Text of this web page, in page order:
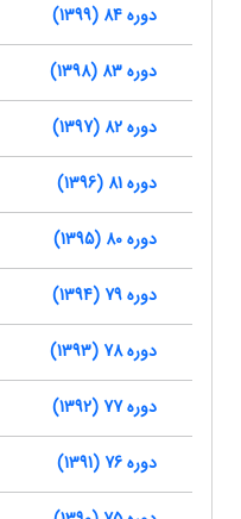
دوره 84 (1399)
دوره 83 (1398)
دوره 82 (1397)
دوره 81 (1396)
دوره 80 (1395)
دوره 79 (1394)
دوره 78 (1393)
دوره 77 (1392)
دوره 76 (1391)